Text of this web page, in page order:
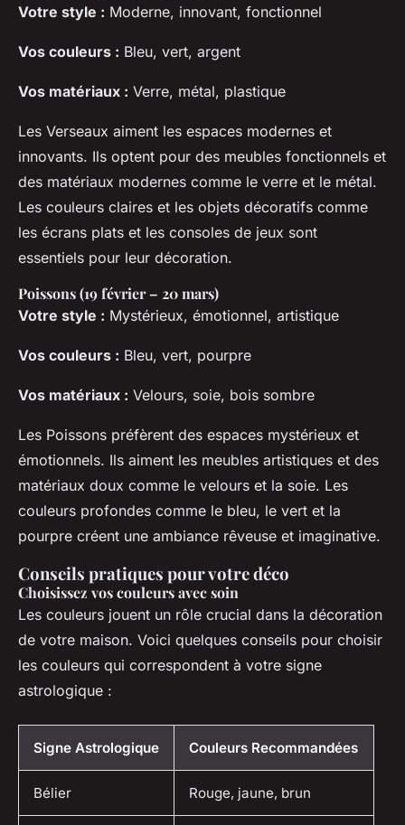
Votre style : Moderne, innovant, fonctionnel
Vos couleurs : Bleu, vert, argent
Vos matériaux : Verre, métal, plastique
Les Verseaux aiment les espaces modernes et
innovants. Ils optent pour des meubles fonctionnels et
des matériaux modernes comme le verre et le métal.
Les couleurs claires et les objets décoratifs comme
les écrans plats et les consoles de jeux sont
essentiels pour leur décoration.
Poissons (19 février – 20 mars)
Votre style : Mystérieux, émotionnel, artistique
Vos couleurs : Bleu, vert, pourpre
Vos matériaux : Velours, soie, bois sombre
Les Poissons préfèrent des espaces mystérieux et
émotionnels. Ils aiment les meubles artistiques et des
matériaux doux comme le velours et la soie. Les
couleurs profondes comme le bleu, le vert et la
pourpre créent une ambiance rêveuse et imaginative.
Conseils pratiques pour votre déco
Choisissez vos couleurs avec soin
Les couleurs jouent un rôle crucial dans la décoration
de votre maison. Voici quelques conseils pour choisir
les couleurs qui correspondent à votre signe
astrologique :
Signe Astrologique Couleurs Recommandées
Bélier Rouge, jaune, brun